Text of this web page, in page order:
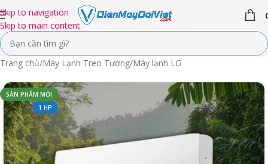
Skip to navigation
Skip to main content
Trang chủ/Máy Lạnh Treo Tường/Máy lạnh LG
SẢN PHẨM MỚI
1 HP